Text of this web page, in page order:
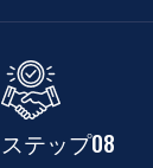
ステップ08